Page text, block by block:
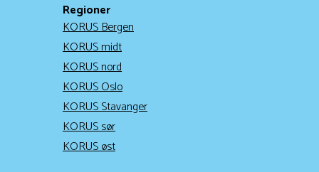
Regioner
KORUS Bergen
KORUS midt
KORUS nord
KORUS Oslo
KORUS Stavanger
KORUS sør
KORUS øst